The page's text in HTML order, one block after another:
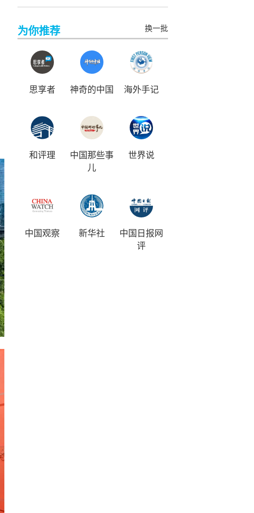
为你推荐 换一批
思享者 神奇的中国 海外手记
和评理
中国那些事
儿
世界说
中国观察 新华社
中国日报网
评